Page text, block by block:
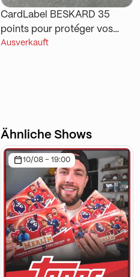
CardLabel BESKARD 35
points pour protéger vos
plus belles cartes [copy]
Ausverkauft
Ähnliche Shows
10/08 - 19:00